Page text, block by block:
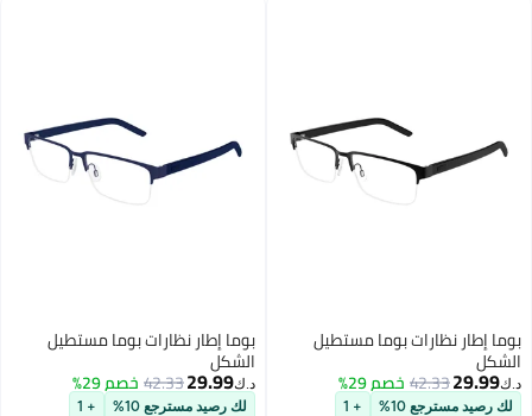
بوما إطار نظارات بوما مستطيل
الشكل
د.ك‏29.99
42.33خصم 29%
لك رصيد مسترجع 10% + 1
بوما إطار نظارات بوما مستطيل
الشكل
د.ك‏29.99
42.33خصم 29%
لك رصيد مسترجع 10% + 1